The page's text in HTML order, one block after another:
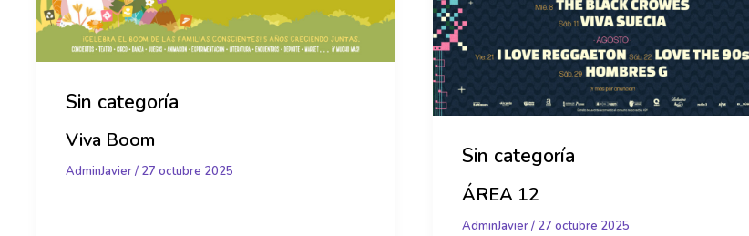
Sin categoría
Viva Boom
AdminJavier/ 27 octubre 2025
Sin categoría
ÁREA 12
AdminJavier/ 27 octubre 2025